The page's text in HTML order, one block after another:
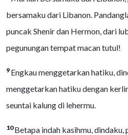
bersamaku dari Libanon.
puncak Shenir dan Hermon, dari
pegunungan tempat macan tutul!
9 Engkau menggetarkan hatiku,
menggetarkan hatiku dengan
seuntai kalung di lehermu.
10Betapa indah kasihmu, dindaku,